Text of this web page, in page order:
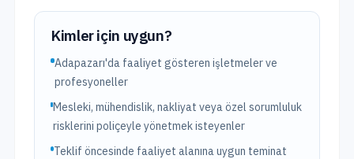
Kimler için uygun?
Adapazarı'da faaliyet gösteren işletmeler ve
profesyoneller
Mesleki, mühendislik, nakliyat veya özel sorumluluk
risklerini poliçeyle yönetmek isteyenler
Teklif öncesinde faaliyet alanına uygun teminat